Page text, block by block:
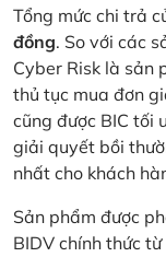
Tổng mức chi trả
đồng. So với các
Cyber Risk là sản
thủ tục mua đơn
cũng được BIC tối
giải quyết bồi
nhất cho khách
Sản phẩm được
BIDV chính thức